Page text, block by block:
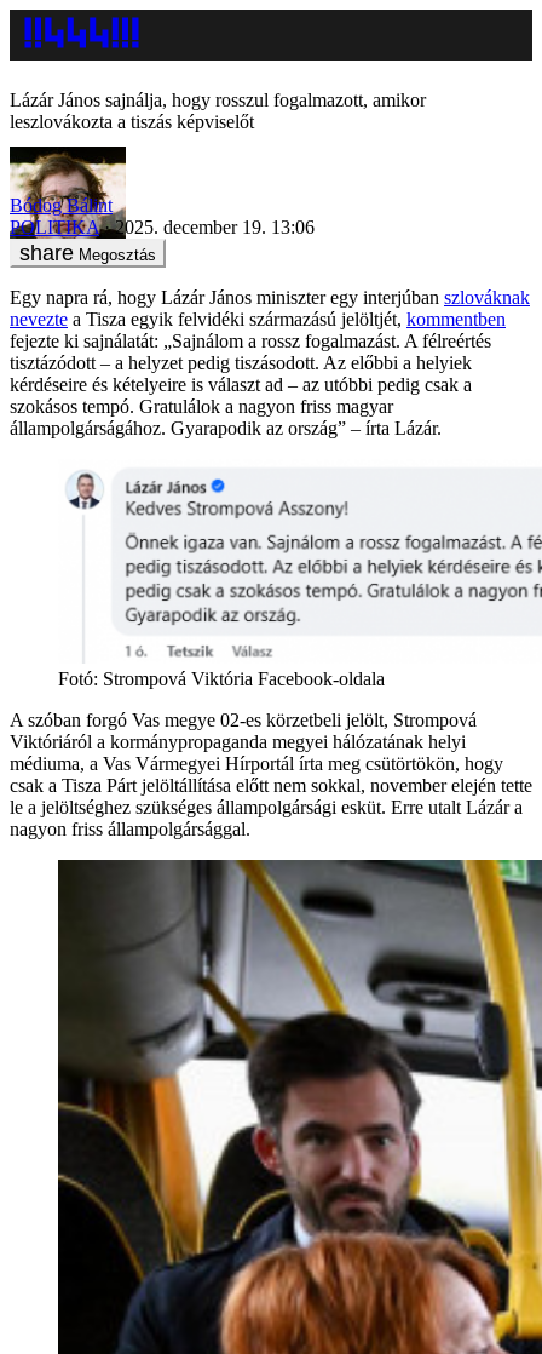
Lázár János sajnálja, hogy rosszul fogalmazott, amikor
leszlovákozta a tiszás képviselőt
Bódog Bálint
POLITIKA
2025. december 19. 13:06
Megosztás
Egy napra rá, hogy Lázár János miniszter egy interjúban szlováknak
nevezte a Tisza egyik felvidéki származású jelöltjét, kommentben
fejezte ki sajnálatát: „Sajnálom a rossz fogalmazást. A félreértés
tisztázódott – a helyzet pedig tiszásodott. Az előbbi a helyiek
kérdéseire és kételyeire is választ ad – az utóbbi pedig csak a
szokásos tempó. Gratulálok a nagyon friss magyar
állampolgárságához. Gyarapodik az ország” – írta Lázár.
Fotó: Strompová Viktória Facebook-oldala
A szóban forgó Vas megye 02-es körzetbeli jelölt, Strompová
Viktóriáról a kormánypropaganda megyei hálózatának helyi
médiuma, a Vas Vármegyei Hírportál írta meg csütörtökön, hogy
csak a Tisza Párt jelöltállítása előtt nem sokkal, november elején tette
le a jelöltséghez szükséges állampolgársági esküt. Erre utalt Lázár a
nagyon friss állampolgársággal.